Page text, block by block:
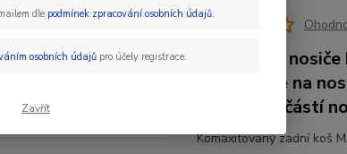
Vhodný na
se montuje na
nejsou součástí
Komaxitovaný zadní koš
dle podmínek zpracování osobních údajů.
osobních údajůpro účely registrace.
Zavřít